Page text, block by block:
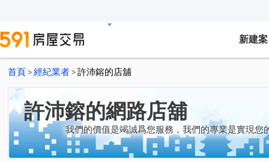
新建案
首頁 > 經紀業者 > 許沛鎔的店舖
許沛鎔的網路店舖
我們的價值是竭誠爲您服務，我們的專業是實現您